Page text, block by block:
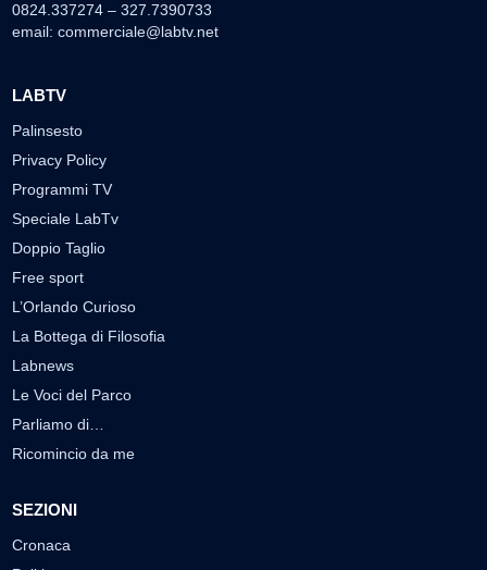
0824.337274 – 327.7390733
email: commerciale@labtv.net
LABTV
Palinsesto
Privacy Policy
Programmi TV
Speciale LabTv
Doppio Taglio
Free sport
L’Orlando Curioso
La Bottega di Filosofia
Labnews
Le Voci del Parco
Parliamo di…
Ricomincio da me
SEZIONI
Cronaca